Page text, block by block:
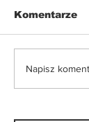
Nowe
Komentarze
Napisz